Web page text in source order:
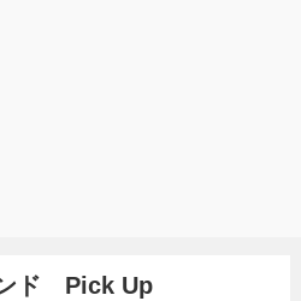
ド Pick Up